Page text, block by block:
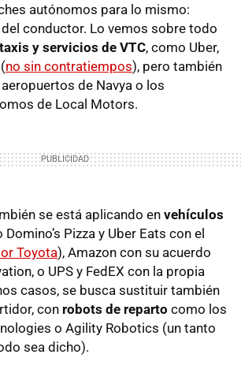
autónomos para lo mismo:
conductor. Lo vemos sobre todo
y servicios de VTC, como Uber,
no sin contratiempos), pero también
de Navya o los
de Local Motors.
se está aplicando en vehículos
Domino’s Pizza y Uber Eats con el
Toyota), Amazon con su acuerdo
o UPS y FedEX con la propia
casos, se busca sustituir también
con robots de reparto como los
o Agility Robotics (un tanto
sea dicho).